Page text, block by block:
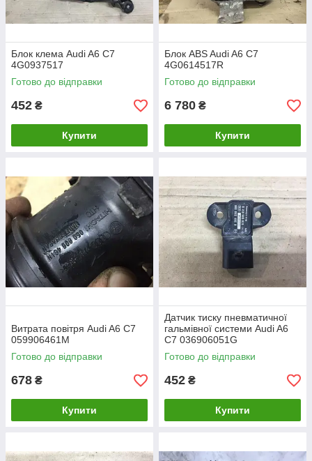
Блок клема Audi A6 C7
4G0937517
Готово до відправки
452 ₴
Купити
Блок ABS Audi A6 C7
4G0614517R
Готово до відправки
6 780 ₴
Купити
Витрата повітря Audi A6 C7
059906461M
Готово до відправки
678 ₴
Купити
Датчик тиску пневматичної
гальмівної системи Audi A6
C7 036906051G
Готово до відправки
452 ₴
Купити